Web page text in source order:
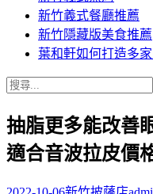
新竹義式餐廳推薦
新竹隱藏版美食推薦
葉和軒如何打造多
搜
關
鍵
字:
抽脂更多能改善
適合音波拉皮價